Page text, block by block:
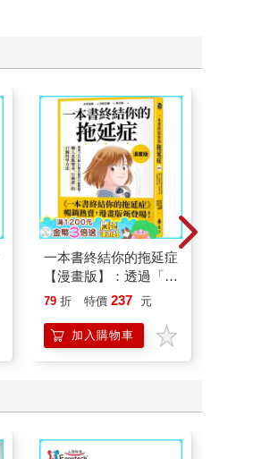
一本書終結你的拖延症
【漫畫版】：透過「小
行動」打開大腦的行動
「行動派」的37個科
學方法
79 折 特價 237 元
加入購物車